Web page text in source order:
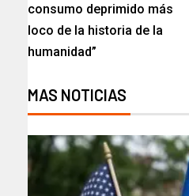
consumo deprimido más
loco de la historia de la
humanidad”
MAS NOTICIAS